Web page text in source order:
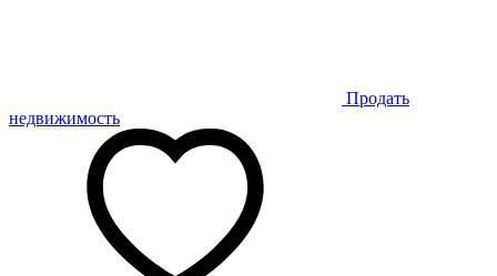
Продать
недвижимость